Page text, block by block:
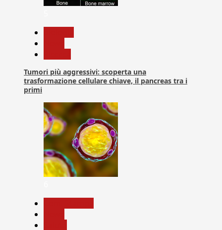
Tumori più aggressivi: scoperta una
trasformazione cellulare chiave, il pancreas tra i
primi